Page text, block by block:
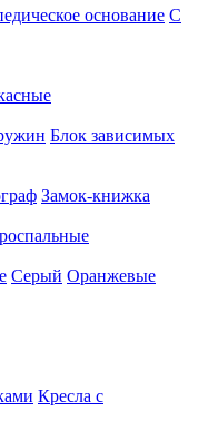
основание С
Блок зависимых
Замок-книжка
Серый Оранжевые
Кресла с